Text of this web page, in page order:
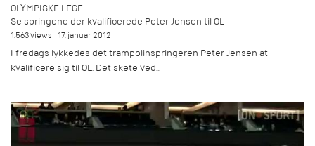
OLYMPISKE LEGE
Se springene der kvalificerede Peter Jensen til OL
1.563 views 17. januar 2012
I fredags lykkedes det trampolinspringeren Peter Jensen at
kvalificere sig til OL. Det skete ved...